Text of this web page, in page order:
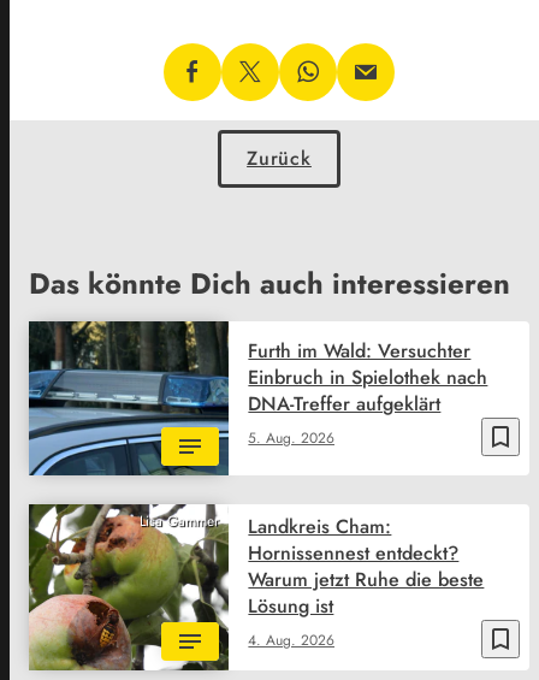
Zurück
Das könnte Dich auch interessieren
bookmark_border
5. Aug. 2026
Furth im Wald: Versuchter
Einbruch in Spielothek nach
DNA-Treffer aufgeklärt
Lisa Gammer
bookmark_border
4. Aug. 2026
Landkreis Cham:
Hornissennest entdeckt?
Warum jetzt Ruhe die beste
Lösung ist